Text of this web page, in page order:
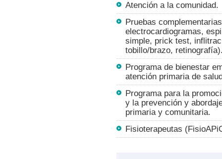
Atención a la comunidad.
Pruebas
electrocardiogramas,
simple, prick test,
tobillo/brazo,
Programa de bienestar
atención primaria de
Programa para la
y la prevención y
primaria y comunitaria.
Fisioterapeutas